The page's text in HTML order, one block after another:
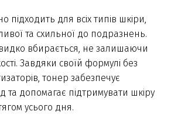
підходить для всіх типів шкіри,
та схильної до подразнень.
вбирається, не залишаючи
Завдяки своїй формулі без
тонер забезпечує
та допомагає підтримувати шкіру
усього дня.